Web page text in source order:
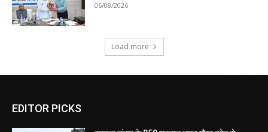
06/08/2026
Load more
EDITOR PICKS